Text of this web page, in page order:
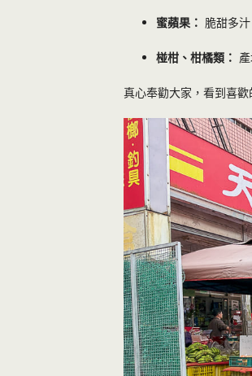
蜜蘋果： 脆甜多
椪柑、柑橘類：
真心奉勸大家，看到喜